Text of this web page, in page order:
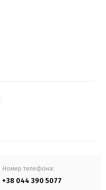
Номер телефона:
+38 044 390 5077